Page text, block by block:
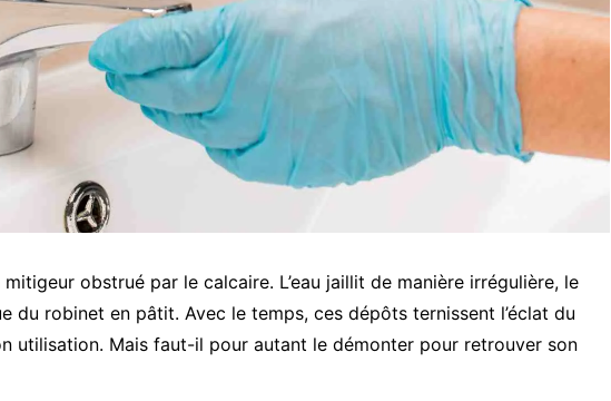
mitigeur obstrué par le calcaire. L’eau jaillit de manière irrégulière, le
du robinet en pâtit. Avec le temps, ces dépôts ternissent l’éclat du
utilisation. Mais faut-il pour autant le démonter pour retrouver son